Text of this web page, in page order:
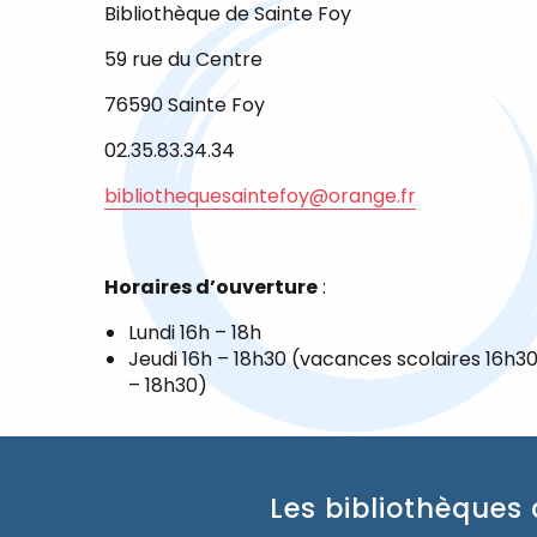
Bibliothèque de Sainte Foy
59 rue du Centre
76590 Sainte Foy
02.35.83.34.34
bibliothequesaintefoy@orange.fr
Horaires d’ouverture:
Lundi 16h – 18h
Jeudi 16h – 18h30 (vacances scolaires 16h30
– 18h30)
Les bibliothèques